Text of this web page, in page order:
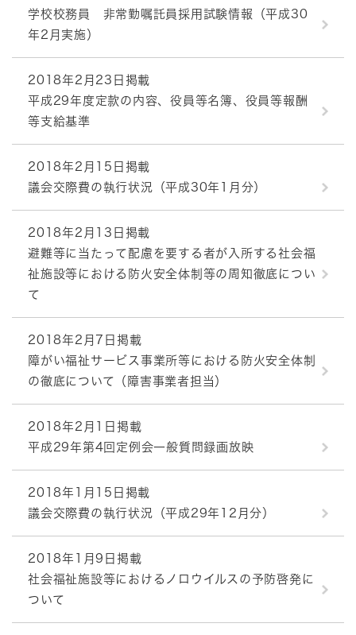
学校校務員 非常勤嘱託員採用試験情報（平成30
年2月実施）
2018年2月23日掲載
平成29年度定款の内容、役員等名簿、役員等報酬
等支給基準
2018年2月15日掲載
議会交際費の執行状況（平成30年1月分）
2018年2月13日掲載
避難等に当たって配慮を要する者が入所する社会福
祉施設等における防火安全体制等の周知徹底につい
て
2018年2月7日掲載
障がい福祉サービス事業所等における防火安全体制
の徹底について（障害事業者担当）
2018年2月1日掲載
平成29年第4回定例会一般質問録画放映
2018年1月15日掲載
議会交際費の執行状況（平成29年12月分）
2018年1月9日掲載
社会福祉施設等におけるノロウイルスの予防啓発に
ついて